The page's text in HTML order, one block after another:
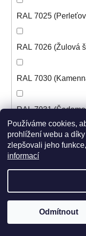
Používáme cookies,
prohlížení webu a
zlepšovali jeho
informací
Odmítnout
RAL 7025
RAL 7026 (Žulová
RAL 7030
RAL 7031
RAL 7032
RAL 7033
RAL 7034